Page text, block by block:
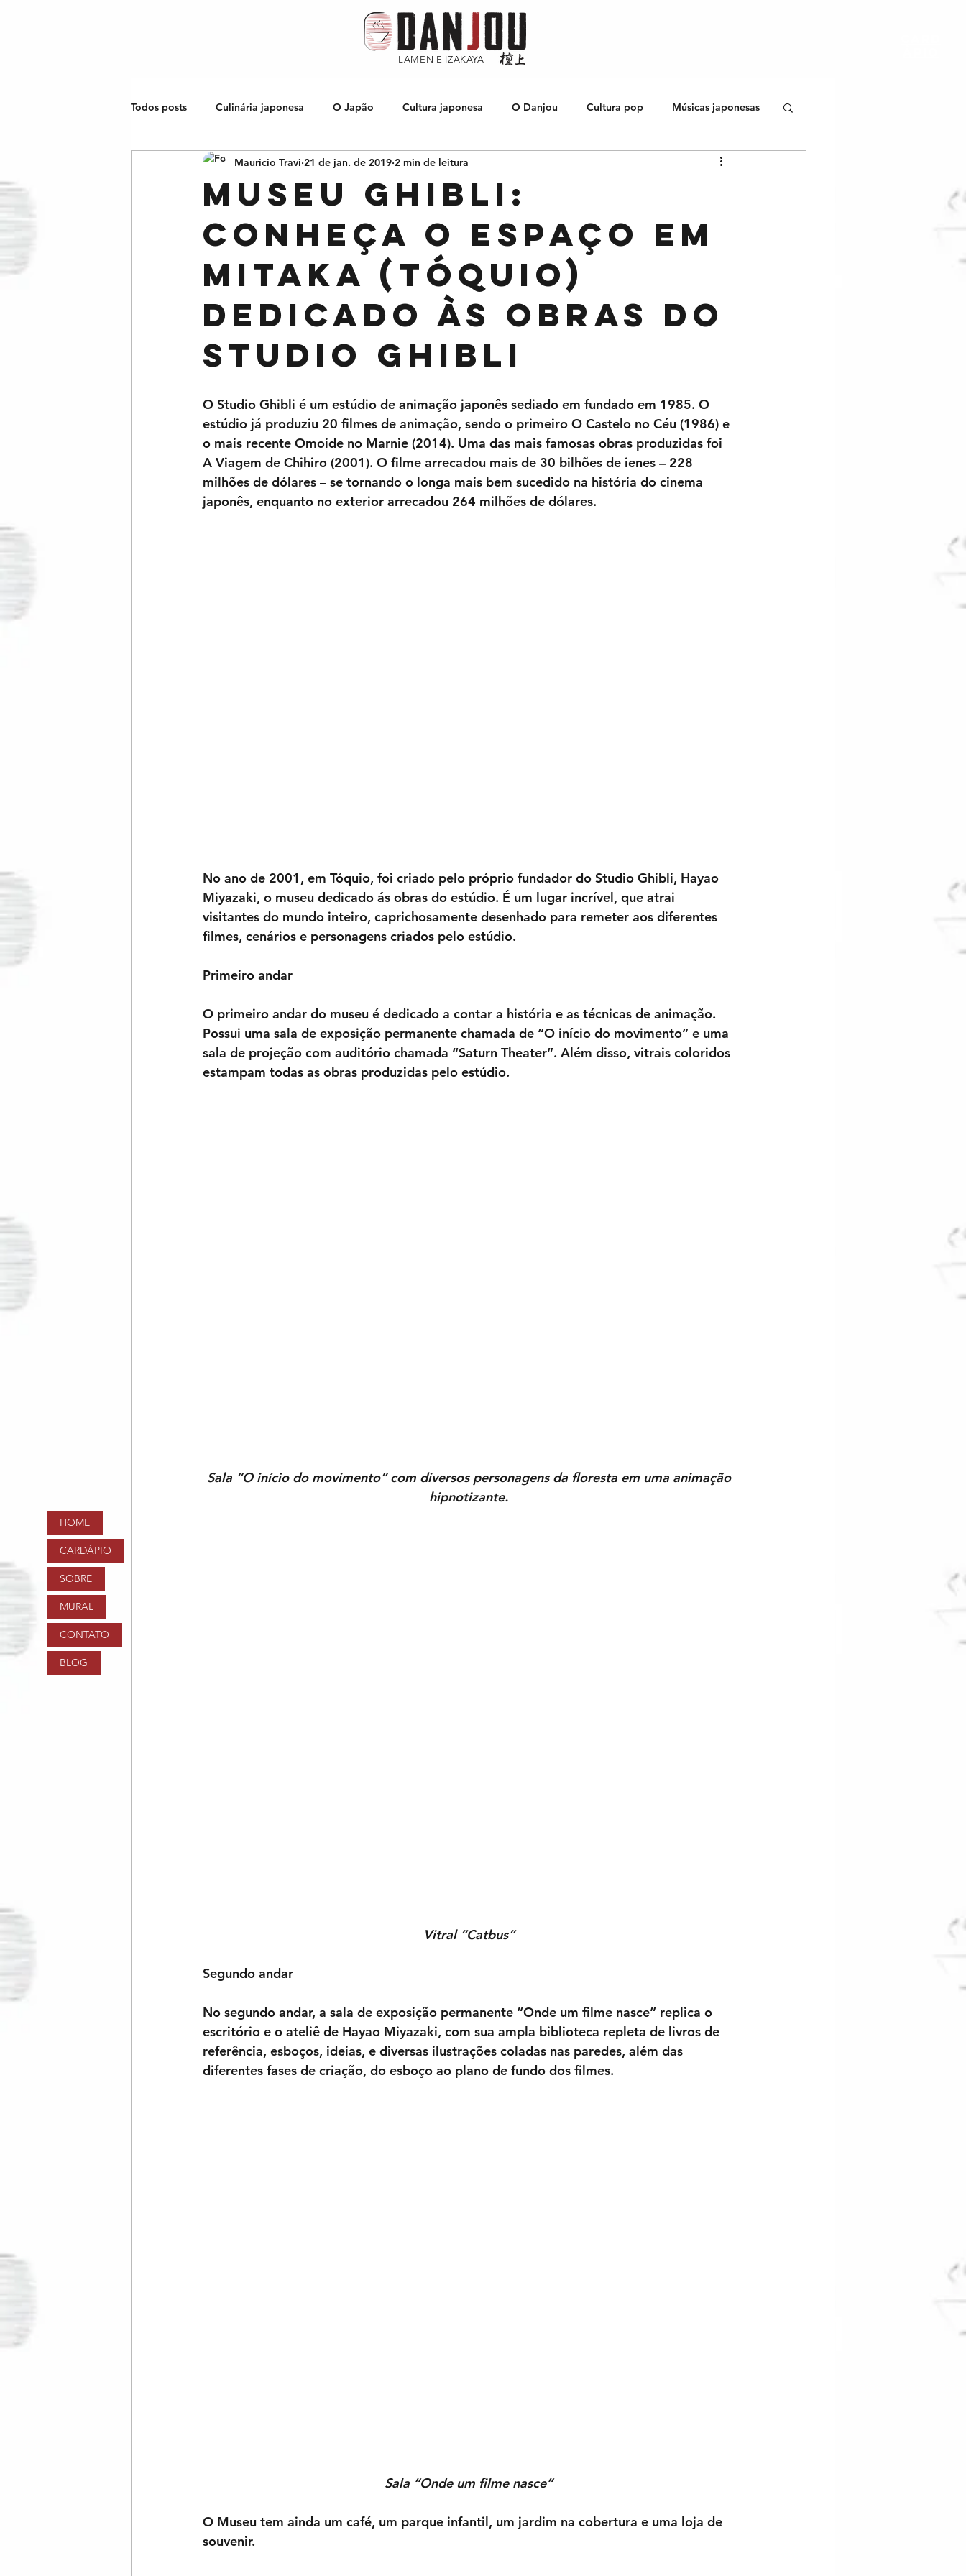
LAMEN E IZAKAYA
HOME
CARDÁPIO
SOBRE
MURAL
CONTATO
BLOG
Todos posts Culinária japonesa O Japão Cultura japonesa O Danjou Cultura pop Músicas japonesas
Esportes japoneses O Japão Culinária japonesa Músicas japonesas
Museu Ghibli:
conheça o espaço em
Mitaka (Tóquio)
dedicado às obras do
Studio Ghibli
Mauricio Travi 21 de jan. de 2019 2 min de leitura
O Studio Ghibli é um estúdio de animação japonês sediado em fundado em 1985. O
estúdio já produziu 20 filmes de animação, sendo o primeiro O Castelo no Céu (1986) e
o mais recente Omoide no Marnie (2014). Uma das mais famosas obras produzidas foi
A Viagem de Chihiro (2001). O filme arrecadou mais de 30 bilhões de ienes – 228
milhões de dólares – se tornando o longa mais bem sucedido na história do cinema
japonês, enquanto no exterior arrecadou 264 milhões de dólares.
No ano de 2001, em Tóquio, foi criado pelo próprio fundador do Studio Ghibli, Hayao
Miyazaki, o museu dedicado ás obras do estúdio. É um lugar incrível, que atrai
visitantes do mundo inteiro, caprichosamente desenhado para remeter aos diferentes
filmes, cenários e personagens criados pelo estúdio.
Primeiro andar
O primeiro andar do museu é dedicado a contar a história e as técnicas de animação.
Possui uma sala de exposição permanente chamada de “O início do movimento” e uma
sala de projeção com auditório chamada “Saturn Theater”. Além disso, vitrais coloridos
estampam todas as obras produzidas pelo estúdio.
Sala “O início do movimento” com diversos personagens da floresta em uma animação
hipnotizante.
Vitral “Catbus”
Segundo andar
No segundo andar, a sala de exposição permanente “Onde um filme nasce” replica o
escritório e o ateliê de Hayao Miyazaki, com sua ampla biblioteca repleta de livros de
referência, esboços, ideias, e diversas ilustrações coladas nas paredes, além das
diferentes fases de criação, do esboço ao plano de fundo dos filmes.
Sala “Onde um filme nasce”
O Museu tem ainda um café, um parque infantil, um jardim na cobertura e uma loja de
souvenir.